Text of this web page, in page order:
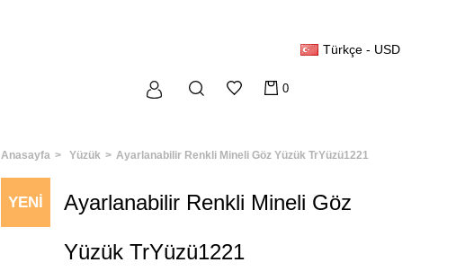
Türkçe - USD
0
Anasayfa Yüzük Ayarlanabilir Renkli Mineli Göz Yüzük TrYüzü1221
YENI Ayarlanabilir Renkli Mineli Göz
Yüzük TrYüzü1221